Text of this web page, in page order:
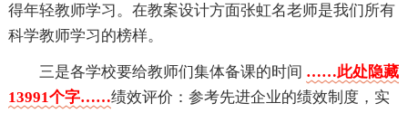
得年轻教师学习。在教案设计方面张虹名老师是我们所有
科学教师学习的榜样。
三是各学校要给教师们集体备课的时间 ……此处隐藏
13991个字……绩效评价：参考先进企业的绩效制度，实